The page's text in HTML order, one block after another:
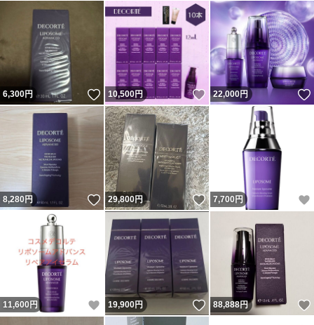
6,300円 いいね！
10,500円 いいね！
22,000円
8,280円 いいね！
29,800円 いいね！
7,700 円
11,600 円 いいね！
19,900円 いいね！
88,888円